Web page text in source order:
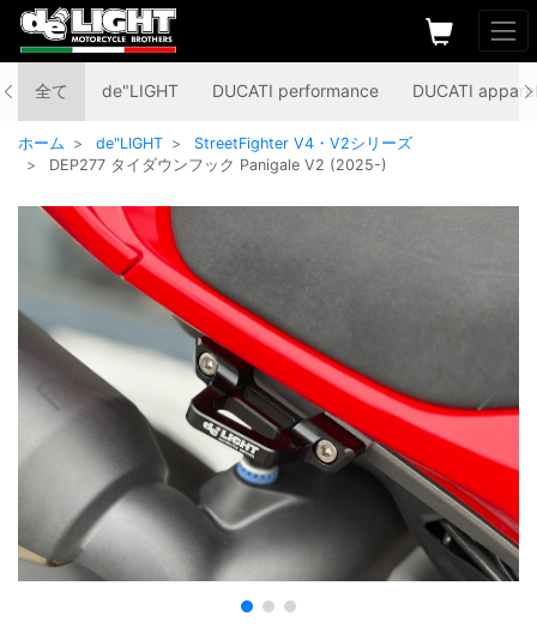
全て de"LIGHT DUCATI performance DUCATI apparel
ホーム de"LIGHT
StreetFighter V4・V2シリーズ
DEP277 タイダウンフック Panigale V2 (2025-)